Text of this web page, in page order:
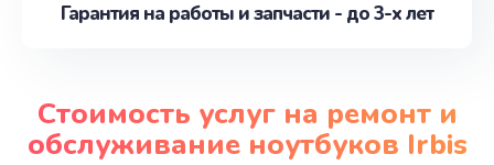
Гарантия на работы и запчасти - до 3-х лет
Стоимость услуг на ремонт и
обслуживание ноутбуков Irbis